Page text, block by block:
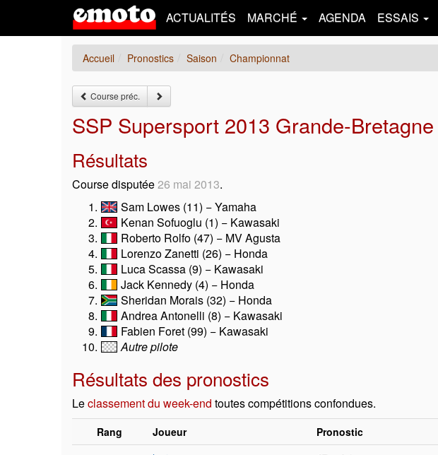
ACTUALITÉS MARCHÉ AGENDA ESSAIS
Accueil Pronostics Saison Championnat
Course préc.
SSP Supersport 2013 Grande-
Résultats
Course disputée26 mai 2013.
Sam Lowes (11) − Yamaha
Kenan Sofuoglu (1) − Kawasaki
Roberto Rolfo (47) − MV Agusta
Lorenzo Zanetti (26) − Honda
Luca Scassa (9) − Kawasaki
Jack Kennedy (4) − Honda
Sheridan Morais (32) − Honda
Andrea Antonelli (8) − Kawasaki
Fabien Foret (99) − Kawasaki
Autre pilote
Résultats des pronostics
Leclassement du week-end toutes compétitions confondues.
Rang Joueur Pronostic